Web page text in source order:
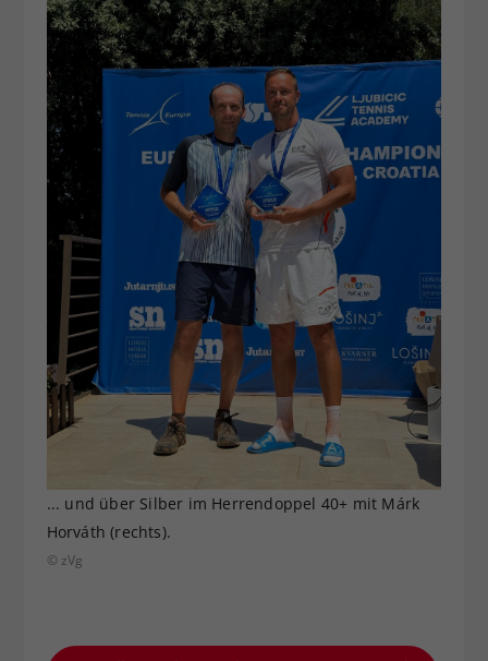
... und über Silber im Herrendoppel 40+ mit Márk
Horváth (rechts).
© zVg